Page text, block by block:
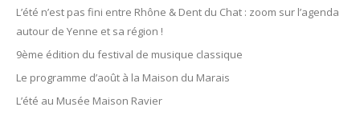
L’été n’est pas fini entre Rhône & Dent du Chat : zoom sur l’agenda
autour de Yenne et sa région !
9ème édition du festival de musique classique
Le programme d’août à la Maison du Marais
L’été au Musée Maison Ravier